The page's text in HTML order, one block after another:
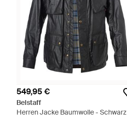
549,95 €
Belstaff
Herren Jacke Baumwolle - Schwarz